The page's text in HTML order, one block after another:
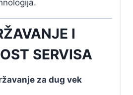
I
SERVISA
za dug vek